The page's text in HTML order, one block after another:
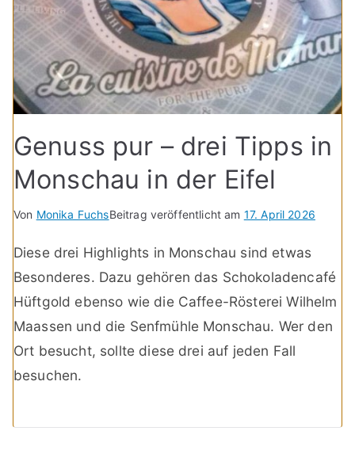
Genuss pur – drei Tipps in
Monschau in der Eifel
Von Monika FuchsBeitrag veröffentlicht am 17. April 2026
Diese drei Highlights in Monschau sind etwas
Besonderes. Dazu gehören das Schokoladencafé
Hüftgold ebenso wie die Caffee-Rösterei Wilhelm
Maassen und die Senfmühle Monschau. Wer den
Ort besucht, sollte diese drei auf jeden Fall
besuchen.